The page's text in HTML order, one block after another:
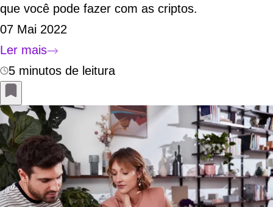
que você pode fazer com as criptos.
07 Mai 2022
Ler mais
5 minutos de leitura